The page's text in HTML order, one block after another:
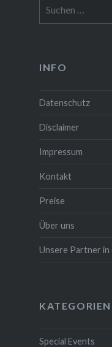
nach:
INFO
Datenschutz
Disclaimer
Impressum
Kontakt
Preise
Über uns
Unsere Partner in
KATEGORIEN
Special Events